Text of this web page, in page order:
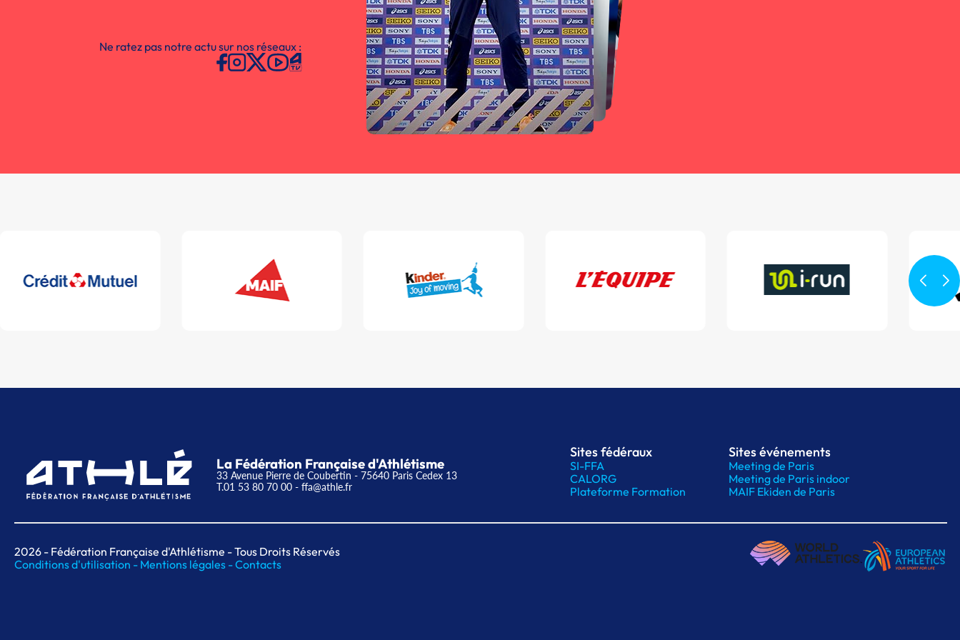
Ne ratez pas notre actu sur nos réseaux :
La Fédération Française d'Athlétisme
33 Avenue Pierre de Coubertin - 75640 Paris Cedex 13
T.01 53 80 70 00 - ffa@athle.fr
Sites fédéraux
SI-FFA
CALORG
Plateforme Formation
Sites événements
Meeting de Paris
Meeting de Paris indoor
MAIF Ekiden de Paris
2026 - Fédération Française d'Athlétisme - Tous Droits Réservés
Conditions d'utilisation - Mentions légales -Contacts